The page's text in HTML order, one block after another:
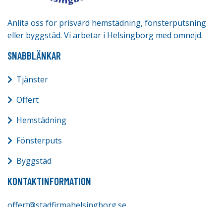
Anlita oss för prisvärd hemstädning, fönsterputsning
eller byggstäd. Vi arbetar i Helsingborg med omnejd.
SNABBLÄNKAR
Tjänster
Offert
Hemstädning
Fönsterputs
Byggstäd
KONTAKTINFORMATION